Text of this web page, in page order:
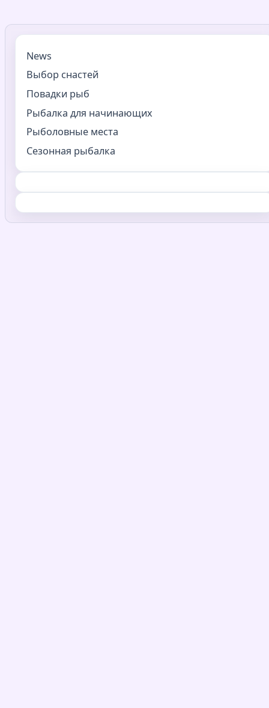
News
Выбор снастей
Повадки рыб
Рыбалка для начинающих
Рыболовные места
Сезонная рыбалка